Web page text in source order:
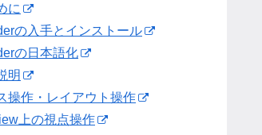
に
の入手とインストール
の日本語化
明
操作・レイアウト操作
上の視点操作